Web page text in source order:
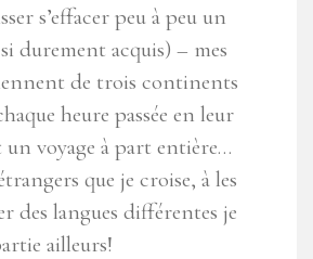
s’effacer peu à peu un
durement acquis) – mes
de trois continents
heure passée en leur
un voyage à part entière…
que je croise, à les
des langues différentes je
ailleurs!